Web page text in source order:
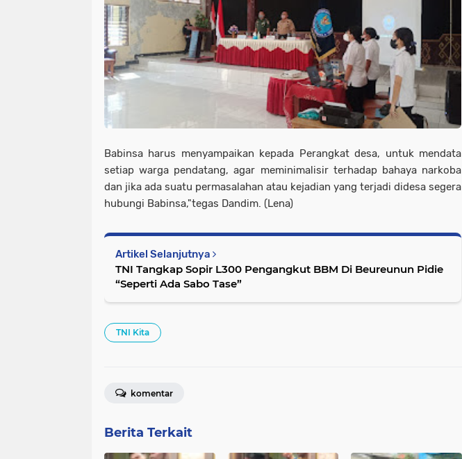
Babinsa harus menyampaikan kepada Perangkat desa, untuk mendata
setiap warga pendatang, agar meminimalisir terhadap bahaya narkoba
dan jika ada suatu permasalahan atau kejadian yang terjadi didesa segera
hubungi Babinsa,"tegas Dandim. (Lena)
Artikel Selanjutnya
TNI Tangkap Sopir L300 Pengangkut BBM Di Beureunun Pidie
“Seperti Ada Sabo Tase”
TNI Kita
komentar
Berita Terkait